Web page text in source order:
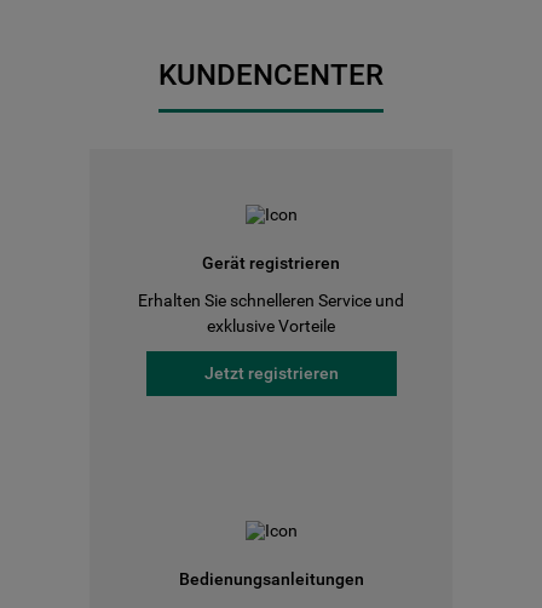
KUNDENCENTER
Gerät registrieren
Erhalten Sie schnelleren Service und
exklusive Vorteile
Jetzt registrieren
Bedienungsanleitungen